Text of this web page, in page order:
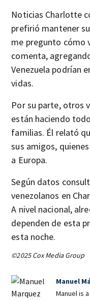
Noticias Charlotte
prefirió mantener
me pregunto cómo
comenta,
Venezuela podrían
vidas.
Por su parte, otros
están haciendo
familias. Él relató
sus amigos,
a Europa.
Según datos
venezolanos en
A nivel nacional,
dependen de esta
esta noche.
©2025 Cox Media Group
Manuel
Manuel is